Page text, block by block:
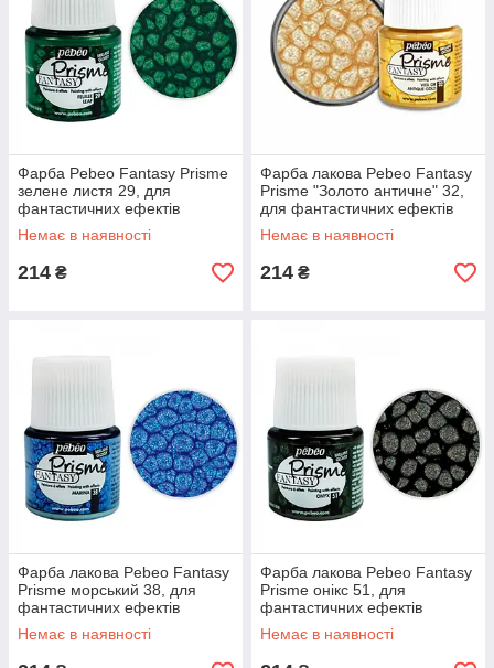
Фарба Pebeo Fantasy Prisme
зелене листя 29, для
фантастичних ефектів
Немає в наявності
214 ₴
Фарба лакова Pebeo Fantasy
Prisme "Золото античне" 32,
для фантастичних ефектів
Немає в наявності
214 ₴
Фарба лакова Pebeo Fantasy
Prisme морський 38, для
фантастичних ефектів
Немає в наявності
Фарба лакова Pebeo Fantasy
Prisme онікс 51, для
фантастичних ефектів
Немає в наявності